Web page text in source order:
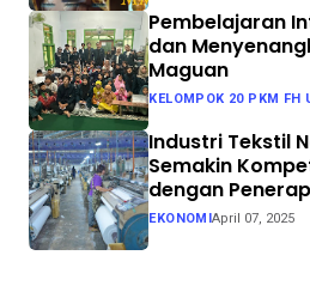
Pembelajaran
dan
Maguan
KELOMPOK 20 PKM FH
Industri Tekstil
Semakin
dengan
Teknologi Air
EKONOMIApril 07, 2025